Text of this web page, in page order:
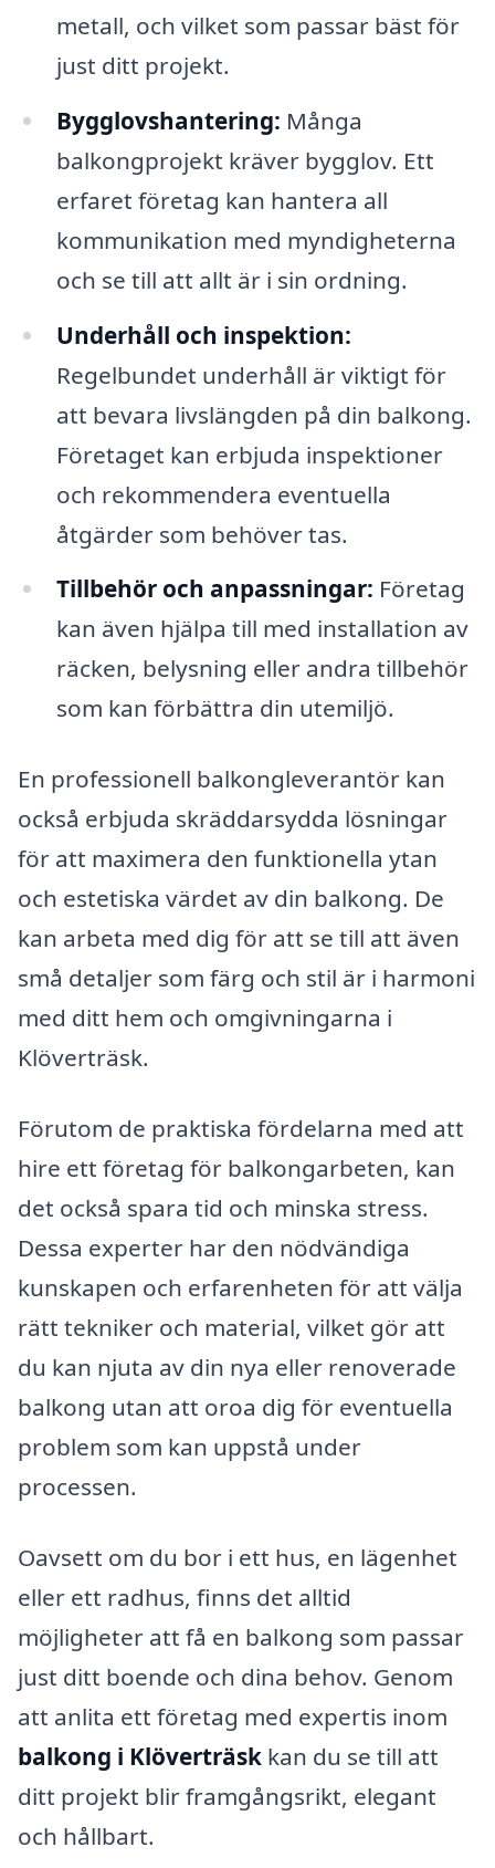
metall, och vilket som passar bäst för
just ditt projekt.
Bygglovshantering: Många
balkongprojekt kräver bygglov. Ett
erfaret företag kan hantera all
kommunikation med myndigheterna
och se till att allt är i sin ordning.
Underhåll och inspektion:
Regelbundet underhåll är viktigt för
att bevara livslängden på din balkong.
Företaget kan erbjuda inspektioner
och rekommendera eventuella
åtgärder som behöver tas.
Tillbehör och anpassningar: Företag
kan även hjälpa till med installation av
räcken, belysning eller andra tillbehör
som kan förbättra din utemiljö.
En professionell balkongleverantör kan
också erbjuda skräddarsydda lösningar
för att maximera den funktionella ytan
och estetiska värdet av din balkong. De
kan arbeta med dig för att se till att även
små detaljer som färg och stil är i harmoni
med ditt hem och omgivningarna i
Klöverträsk.
Förutom de praktiska fördelarna med att
hire ett företag för balkongarbeten, kan
det också spara tid och minska stress.
Dessa experter har den nödvändiga
kunskapen och erfarenheten för att välja
rätt tekniker och material, vilket gör att
du kan njuta av din nya eller renoverade
balkong utan att oroa dig för eventuella
problem som kan uppstå under
processen.
Oavsett om du bor i ett hus, en lägenhet
eller ett radhus, finns det alltid
möjligheter att få en balkong som passar
just ditt boende och dina behov. Genom
att anlita ett företag med expertis inom
balkong i Klöverträsk kan du se till att
ditt projekt blir framgångsrikt, elegant
och hållbart.